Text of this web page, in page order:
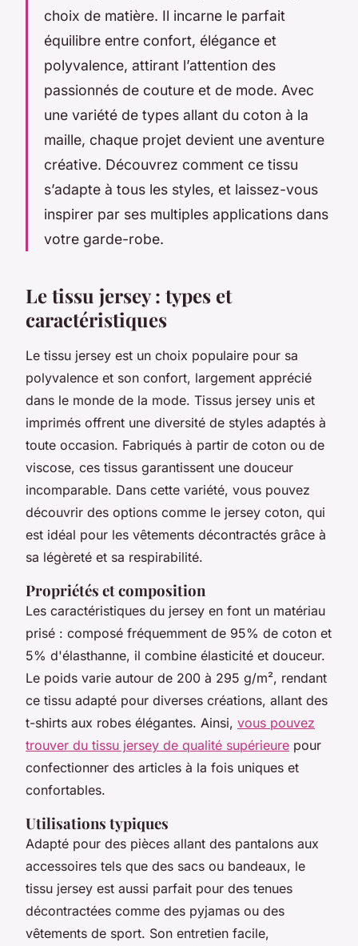
choix de matière. Il incarne le parfait
équilibre entre confort, élégance et
polyvalence, attirant l’attention des
passionnés de couture et de mode. Avec
une variété de types allant du coton à la
maille, chaque projet devient une aventure
créative. Découvrez comment ce tissu
s’adapte à tous les styles, et laissez-vous
inspirer par ses multiples applications dans
votre garde-robe.
Le tissu jersey : types et
caractéristiques
Le tissu jersey est un choix populaire pour sa
polyvalence et son confort, largement apprécié
dans le monde de la mode. Tissus jersey unis et
imprimés offrent une diversité de styles adaptés à
toute occasion. Fabriqués à partir de coton ou de
viscose, ces tissus garantissent une douceur
incomparable. Dans cette variété, vous pouvez
découvrir des options comme le jersey coton, qui
est idéal pour les vêtements décontractés grâce à
sa légèreté et sa respirabilité.
Propriétés et composition
Les caractéristiques du jersey en font un matériau
prisé : composé fréquemment de 95% de coton et
5% d'élasthanne, il combine élasticité et douceur.
Le poids varie autour de 200 à 295 g/m², rendant
ce tissu adapté pour diverses créations, allant des
t-shirts aux robes élégantes. Ainsi, vous pouvez
trouver du tissu jersey de qualité supérieure pour
confectionner des articles à la fois uniques et
confortables.
Utilisations typiques
Adapté pour des pièces allant des pantalons aux
accessoires tels que des sacs ou bandeaux, le
tissu jersey est aussi parfait pour des tenues
décontractées comme des pyjamas ou des
vêtements de sport. Son entretien facile,